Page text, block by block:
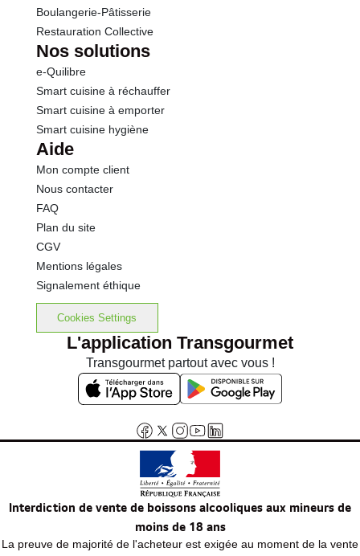
Boulangerie-Pâtisserie
Restauration Collective
Nos solutions
e-Quilibre
Smart cuisine à réchauffer
Smart cuisine à emporter
Smart cuisine hygiène
Aide
Mon compte client
Nous contacter
FAQ
Plan du site
CGV
Mentions légales
Signalement éthique
Cookies Settings
L'application Transgourmet
Transgourmet partout avec vous !
Interdiction de vente de boissons alcooliques aux mineurs de
moins de 18 ans
La preuve de majorité de l'acheteur est exigée au moment de la vente